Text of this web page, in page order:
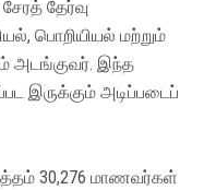
தேர்வு
பொறியியல் மற்றும்
அடங்குவர். இந்த
இருக்கும் அடிப்படைப்
30,276 மாணவர்கள்